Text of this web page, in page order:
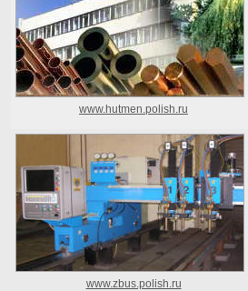
www.hutmen.polish.ru
www.zbus.polish.ru